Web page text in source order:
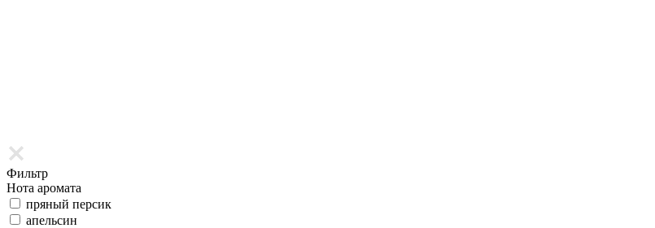
Фильтр
Нота аромата
пряный персик
апельсин